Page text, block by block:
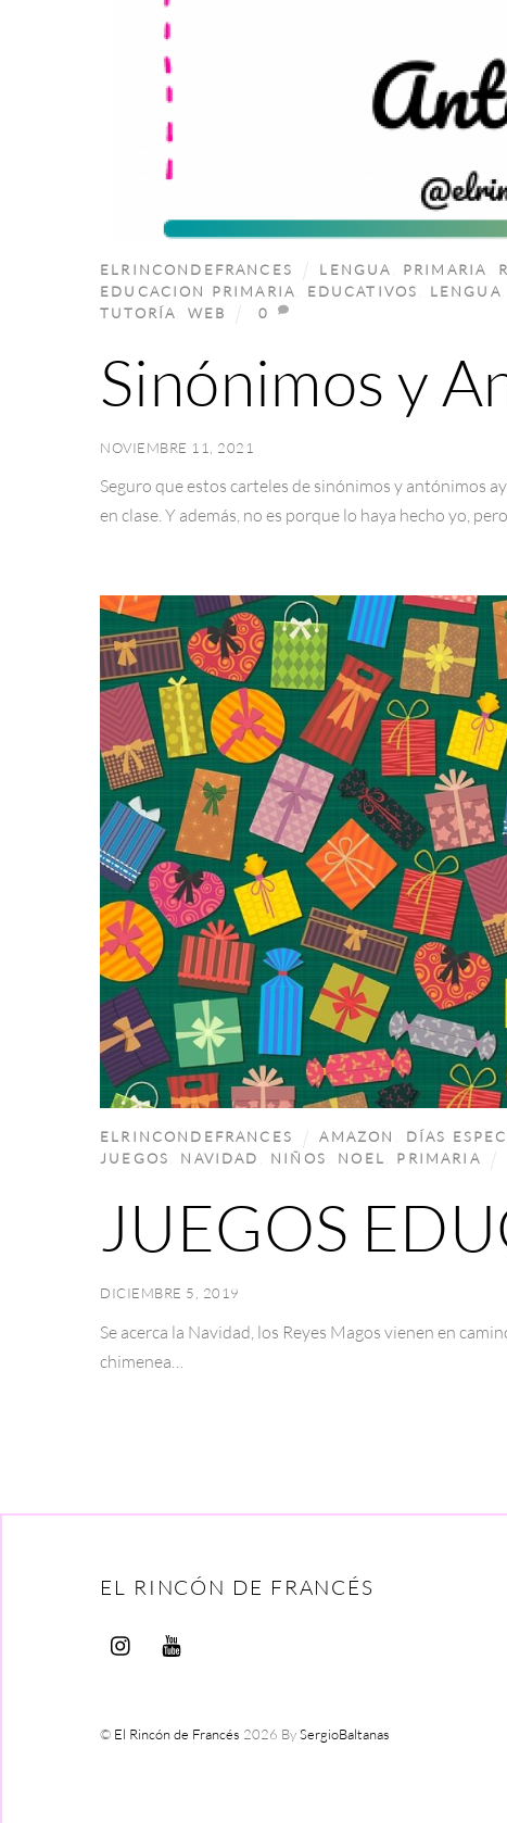
NOVIEMBRE 11, 2021
Sinónimos y
ELRINCONDEFRANCES LENGUA PRIMARIA
EDUCACION PRIMARIA
EDUCATIVOS LENGUA
TUTORÍA
WEB 0
Seguro que estos carteles de sinónimos y antónimos
en clase. Y además, no es porque lo haya hecho yo,
DICIEMBRE 5, 2019
JUEGOS
ELRINCONDEFRANCES AMAZON DÍAS
JUEGOS
NAVIDAD NIÑOS NOEL PRIMARIA
Se acerca la Navidad, los Reyes Magos vienen en
chimenea…
EL RINCÓN DE FRANCÉS
© El Rincón de Francés 2026 BySergioBaltanas